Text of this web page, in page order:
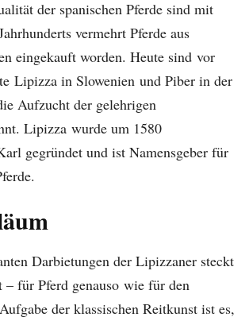
der spanischen Pferde sind mit
vermehrt Pferde aus
eingekauft worden. Heute sind vor
Lipizza in Slowenien und Piber in der
Aufzucht der gelehrigen
Lipizza wurde um 1580
gegründet und ist Namensgeber für
Darbietungen der Lipizzaner steckt
für Pferd genauso wie für den
der klassischen Reitkunst ist es,